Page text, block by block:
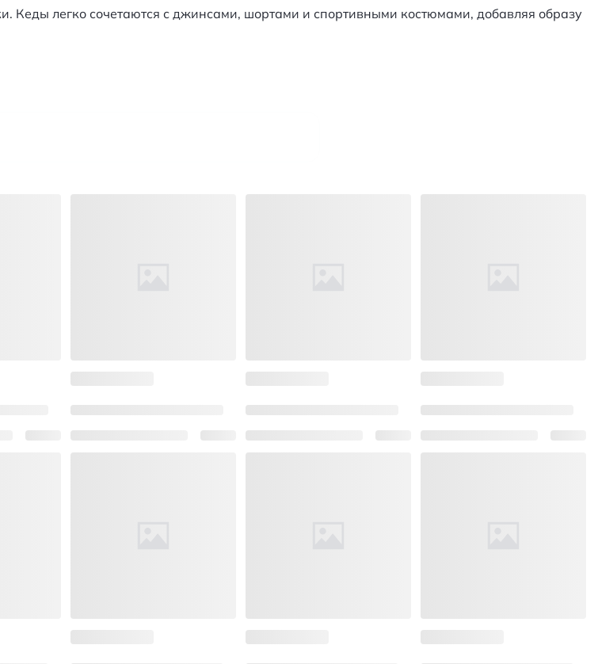
Кеды легко сочетаются с джинсами, шортами и спортивными костюмами, добавляя образу